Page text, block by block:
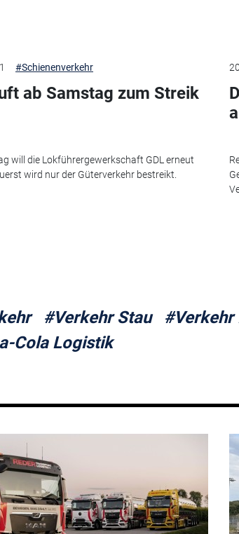
#Schienenverkehr
ab Samstag zum Streik
will die Lokführergewerkschaft GDL erneut
wird nur der Güterverkehr bestreikt.
#Verkehr Stau
#Verkehr
Cola Logistik